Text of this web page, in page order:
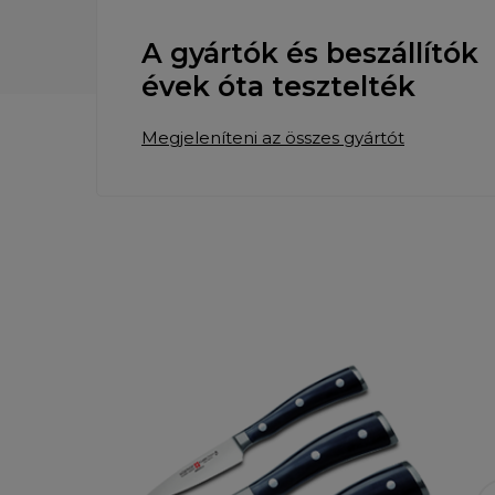
A gyártók és beszállítók
évek óta tesztelték
Megjeleníteni az összes gyártót